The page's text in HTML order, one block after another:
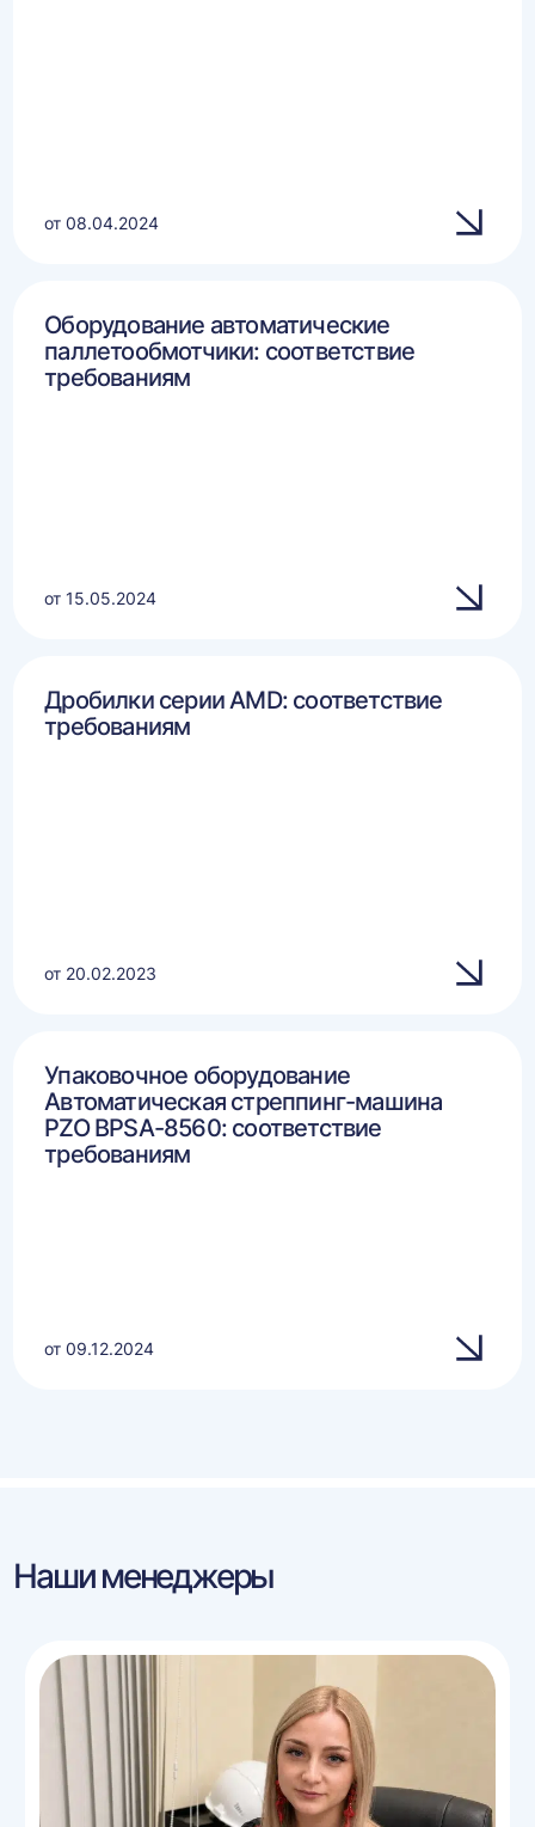
от 08.04.2024
Оборудование автоматические
паллетообмотчики: соответствие
требованиям
от 15.05.2024
Дробилки серии AMD: соответствие
требованиям
от 20.02.2023
Упаковочное оборудование
Автоматическая стреппинг-машина
PZO BPSA-8560: соответствие
требованиям
от 09.12.2024
Наши менеджеры